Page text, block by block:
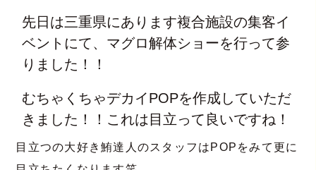
先日は三重県にあります複合施設の集客イ
ベントにて、マグロ解体ショーを行って参
りました！！
むちゃくちゃデカイPOPを作成していただ
きました！！これは目立って良いですね！
目立つの大好き鮪達人のスタッフはPOPをみて更に